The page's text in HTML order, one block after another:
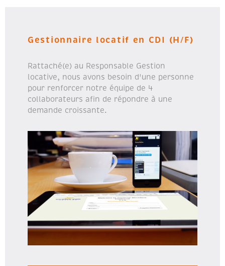
Gestionnaire locatif en CDI (H/F)
Rattaché(e) au Responsable Gestion
locative, nous avons besoin d'une personne
pour renforcer notre équipe de 4
collaborateurs afin de répondre à une
demande croissante.